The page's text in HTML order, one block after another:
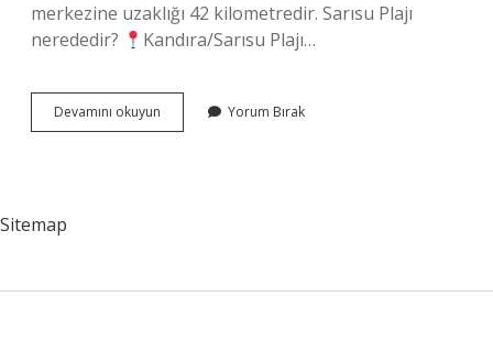
merkezine uzaklığı 42 kilometredir. Sarısu Plajı
nerededir?
Kandıra/Sarısu Plajı…
Devamını okuyun
Nereye
Yorum Bırak
Sitemap